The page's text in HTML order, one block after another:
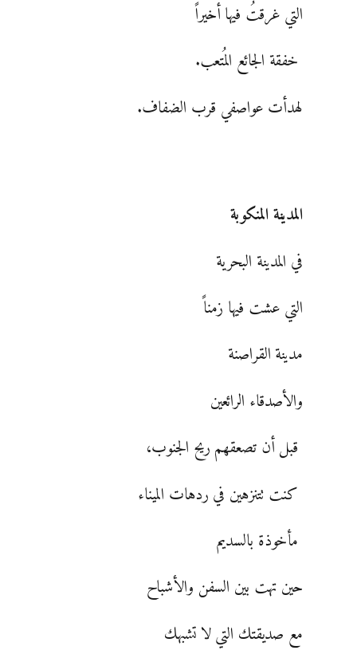
التي غرقتُ فيها أخيراً
خفقة الجائع المُتعب.
لهدأت عواصفي قرب الضفاف.
المدينة المنكوبة
في المدينة البحرية
التي عشت فيها زمناً
مدينة القراصنة
والأصدقاء الرائعين
قبل أن تصعقهم ريح الجنوب،
كنت تتنزهين في ردهات الميناء
مأخوذة بالسديم
حين تهت بين السفن والأشباح
مع صديقتك التي لا تشبهك